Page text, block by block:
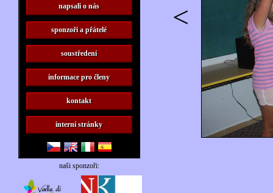
<
napsali o nás
sponzoři a přátelé
soustředení
informace pro členy
kontakt
interní stránky
naši sponzoři: